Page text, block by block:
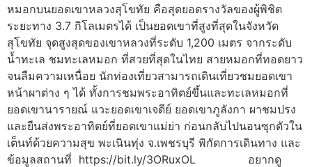
หมอกบนยอดเขาหลวงสุโขทัย คือสุดยอดรางวัลของผู้พิชิต
ระยะทาง 3.7 กิโลเมตรได้ เป็นยอดเขาที่สูงที่สุดในจังหวัด
สุโขทัย จุดสูงสุดของเขาหลวงที่ระดับ 1,200 เมตร จากระดับ
น้ำทะเล ชมทะเลหมอก ที่สวยที่สุดในไทย สายหมอกที่ทอดยาว
จนลืมความเหนื่อย นักท่องเที่ยวสามารถเดินเที่ยวชมยอดเขา
หน้าผาต่าง ๆ ได้ ทั้งการชมพระอาทิตย์ขึ้นและทะเลหมอกที่
ยอดเขานารายณ์ แวะยอดเขาเจดีย์ ยอดเขาภูลังกา ผาชมปรง
และยืนส่งพระอาทิตย์ที่ยอดเขาแม่ย่า ก่อนกลับไปนอนซุกตัวใน
เต็นท์ด้วยความสุข พะเนินทุ่ง จ.เพชรบุรี พิกัดการเดินทาง และ
ข้อมูลสถานที่ https://bit.ly/3ORuxOL อยากดู